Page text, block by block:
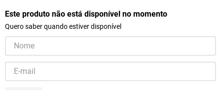
Este produto não está disponível no momento
Quero saber quando estiver disponível
tadalafila
10º lola